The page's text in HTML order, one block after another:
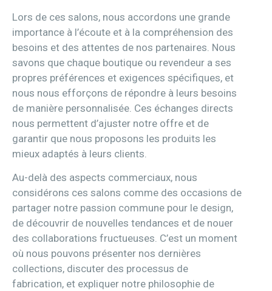
Lors de ces salons, nous accordons une grande
importance à l’écoute et à la compréhension des
besoins et des attentes de nos partenaires. Nous
savons que chaque boutique ou revendeur a ses
propres préférences et exigences spécifiques, et
nous nous efforçons de répondre à leurs besoins
de manière personnalisée. Ces échanges directs
nous permettent d’ajuster notre offre et de
garantir que nous proposons les produits les
mieux adaptés à leurs clients.
Au-delà des aspects commerciaux, nous
considérons ces salons comme des occasions de
partager notre passion commune pour le design,
de découvrir de nouvelles tendances et de nouer
des collaborations fructueuses. C’est un moment
où nous pouvons présenter nos dernières
collections, discuter des processus de
fabrication, et expliquer notre philosophie de